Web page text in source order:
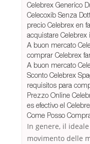
Celebrex Generico
Celecoxib Senza
precio Celebrex en
acquistare Celebrex
A buon mercato
comprar Celebrex
A buon mercato
Sconto Celebrex
requisitos para
Prezzo Online
es efectivo el
Come Posso
In genere, il
movimento delle